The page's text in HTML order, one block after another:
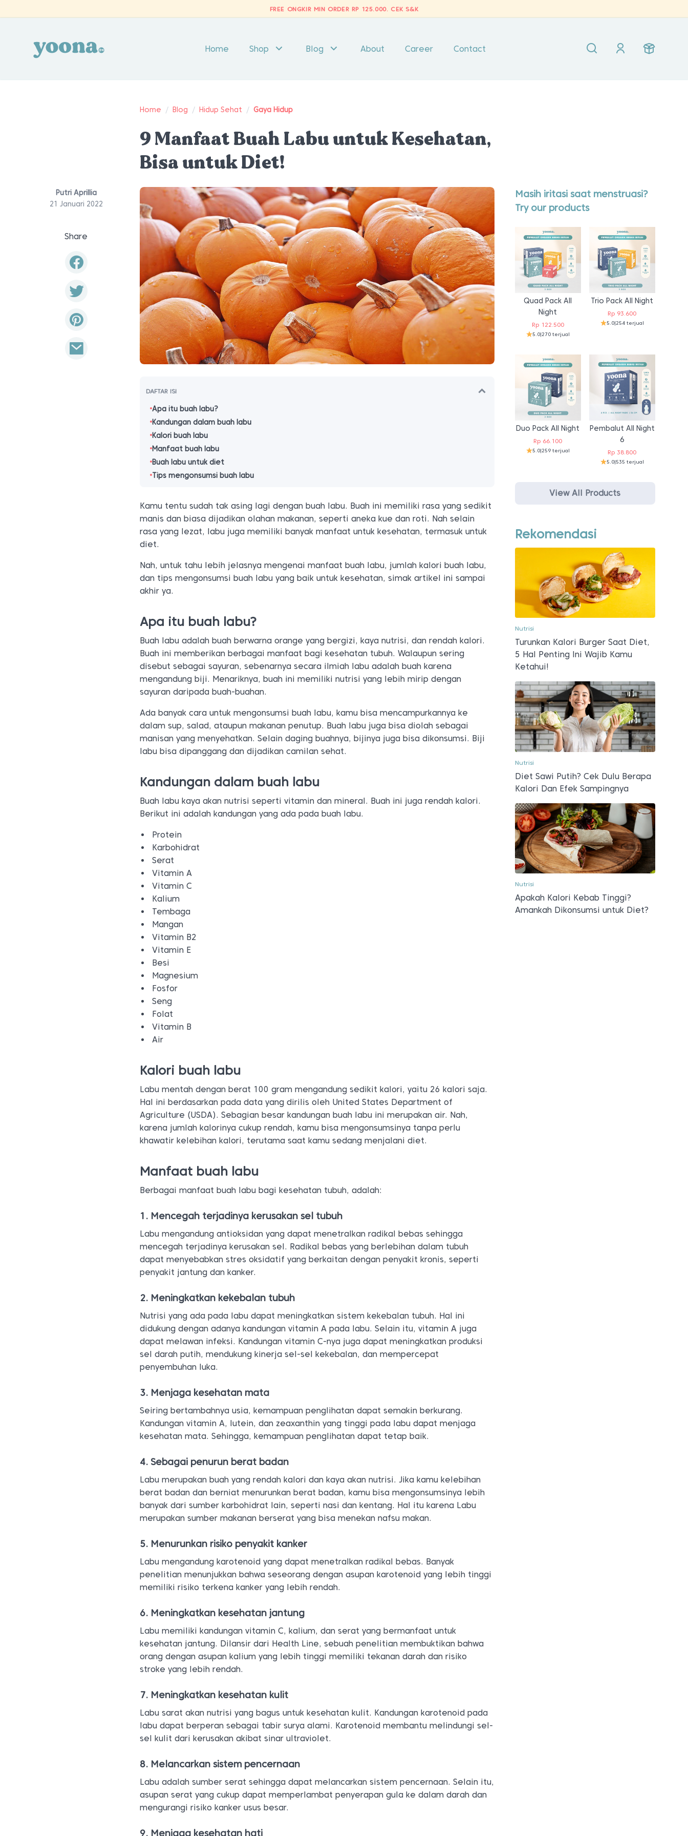
FREE ONGKIR MIN ORDER RP 125.000. CEK S&K
Home Shop Blog About Career Contact
Home / Blog / Hidup Sehat / Gaya Hidup
9 Manfaat Buah Labu untuk Kesehatan,
Bisa untuk Diet!
Putri Aprillia
21 Januari 2022
Share
DAFTAR ISI
Apa itu buah labu?
Kandungan dalam buah labu
Kalori buah labu
Manfaat buah labu
Buah labu untuk diet
Tips mengonsumsi buah labu
Kamu tentu sudah tak asing lagi dengan buah labu. Buah ini memiliki rasa yang sedikit
manis dan biasa dijadikan olahan makanan, seperti aneka kue dan roti. Nah selain
rasa yang lezat, labu juga memiliki banyak manfaat untuk kesehatan, termasuk untuk
diet.
Nah, untuk tahu lebih jelasnya mengenai manfaat buah labu, jumlah kalori buah labu,
dan tips mengonsumsi buah labu yang baik untuk kesehatan, simak artikel ini sampai
akhir ya.
Apa itu buah labu?
Buah labu adalah buah berwarna orange yang bergizi, kaya nutrisi, dan rendah kalori.
Buah ini memberikan berbagai manfaat bagi kesehatan tubuh. Walaupun sering
disebut sebagai sayuran, sebenarnya secara ilmiah labu adalah buah karena
mengandung biji. Menariknya, buah ini memiliki nutrisi yang lebih mirip dengan
sayuran daripada buah-buahan.
Ada banyak cara untuk mengonsumsi buah labu, kamu bisa mencampurkannya ke
dalam sup, salad, ataupun makanan penutup. Buah labu juga bisa diolah sebagai
manisan yang menyehatkan. Selain daging buahnya, bijinya juga bisa dikonsumsi. Biji
labu bisa dipanggang dan dijadikan camilan sehat.
Kandungan dalam buah labu
Buah labu kaya akan nutrisi seperti vitamin dan mineral. Buah ini juga rendah kalori.
Berikut ini adalah kandungan yang ada pada buah labu.
Protein
Karbohidrat
Serat
Vitamin A
Vitamin C
Kalium
Tembaga
Mangan
Vitamin B2
Vitamin E
Besi
Magnesium
Fosfor
Seng
Folat
Vitamin B
Air
Kalori buah labu
Labu mentah dengan berat 100 gram mengandung sedikit kalori, yaitu 26 kalori saja.
Hal ini berdasarkan pada data yang dirilis oleh United States Department of
Agriculture (USDA). Sebagian besar kandungan buah labu ini merupakan air. Nah,
karena jumlah kalorinya cukup rendah, kamu bisa mengonsumsinya tanpa perlu
khawatir kelebihan kalori, terutama saat kamu sedang menjalani diet.
Manfaat buah labu
Berbagai manfaat buah labu bagi kesehatan tubuh, adalah:
1. Mencegah terjadinya kerusakan sel tubuh
Labu mengandung antioksidan yang dapat menetralkan radikal bebas sehingga
mencegah terjadinya kerusakan sel. Radikal bebas yang berlebihan dalam tubuh
dapat menyebabkan stres oksidatif yang berkaitan dengan penyakit kronis, seperti
penyakit jantung dan kanker.
2. Meningkatkan kekebalan tubuh
Nutrisi yang ada pada labu dapat meningkatkan sistem kekebalan tubuh. Hal ini
didukung dengan adanya kandungan vitamin A pada labu. Selain itu, vitamin A juga
dapat melawan infeksi. Kandungan vitamin C-nya juga dapat meningkatkan produksi
sel darah putih, mendukung kinerja sel-sel kekebalan, dan mempercepat
penyembuhan luka.
3. Menjaga kesehatan mata
Seiring bertambahnya usia, kemampuan penglihatan dapat semakin berkurang.
Kandungan vitamin A, lutein, dan zeaxanthin yang tinggi pada labu dapat menjaga
kesehatan mata. Sehingga, kemampuan penglihatan dapat tetap baik.
4. Sebagai penurun berat badan
Labu merupakan buah yang rendah kalori dan kaya akan nutrisi. Jika kamu kelebihan
berat badan dan berniat menurunkan berat badan, kamu bisa mengonsumsinya lebih
banyak dari sumber karbohidrat lain, seperti nasi dan kentang. Hal itu karena Labu
merupakan sumber makanan berserat yang bisa menekan nafsu makan.
5. Menurunkan risiko penyakit kanker
Labu mengandung karotenoid yang dapat menetralkan radikal bebas. Banyak
penelitian menunjukkan bahwa seseorang dengan asupan karotenoid yang lebih tinggi
memiliki risiko terkena kanker yang lebih rendah.
6. Meningkatkan kesehatan jantung
Labu memiliki kandungan vitamin C, kalium, dan serat yang bermanfaat untuk
kesehatan jantung. Dilansir dari Health Line, sebuah penelitian membuktikan bahwa
orang dengan asupan kalium yang lebih tinggi memiliki tekanan darah dan risiko
stroke yang lebih rendah.
7. Meningkatkan kesehatan kulit
Labu sarat akan nutrisi yang bagus untuk kesehatan kulit. Kandungan karotenoid pada
labu dapat berperan sebagai tabir surya alami. Karotenoid membantu melindungi sel-
sel kulit dari kerusakan akibat sinar ultraviolet.
8. Melancarkan sistem pencernaan
Labu adalah sumber serat sehingga dapat melancarkan sistem pencernaan. Selain itu,
asupan serat yang cukup dapat memperlambat penyerapan gula ke dalam darah dan
mengurangi risiko kanker usus besar.
9. Menjaga kesehatan hati
Masih iritasi saat menstruasi?
Try our products
Quad Pack All
Night
Rp122.500
5.0|270 terjual
Trio Pack All Night
Rp 93.600
5.0|254 terjual
Duo Pack All Night
Rp 66.100
5.0|259 terjual
Pembalut All Night
6
Rp 38.800
5.0|535 terjual
View All Products
Rekomendasi
Nutrisi
Turunkan Kalori Burger Saat Diet,
5 Hal Penting Ini Wajib Kamu
Ketahui!
Nutrisi
Diet Sawi Putih? Cek Dulu Berapa
Kalori Dan Efek Sampingnya
Nutrisi
Apakah Kalori Kebab Tinggi?
Amankah Dikonsumsi untuk Diet?